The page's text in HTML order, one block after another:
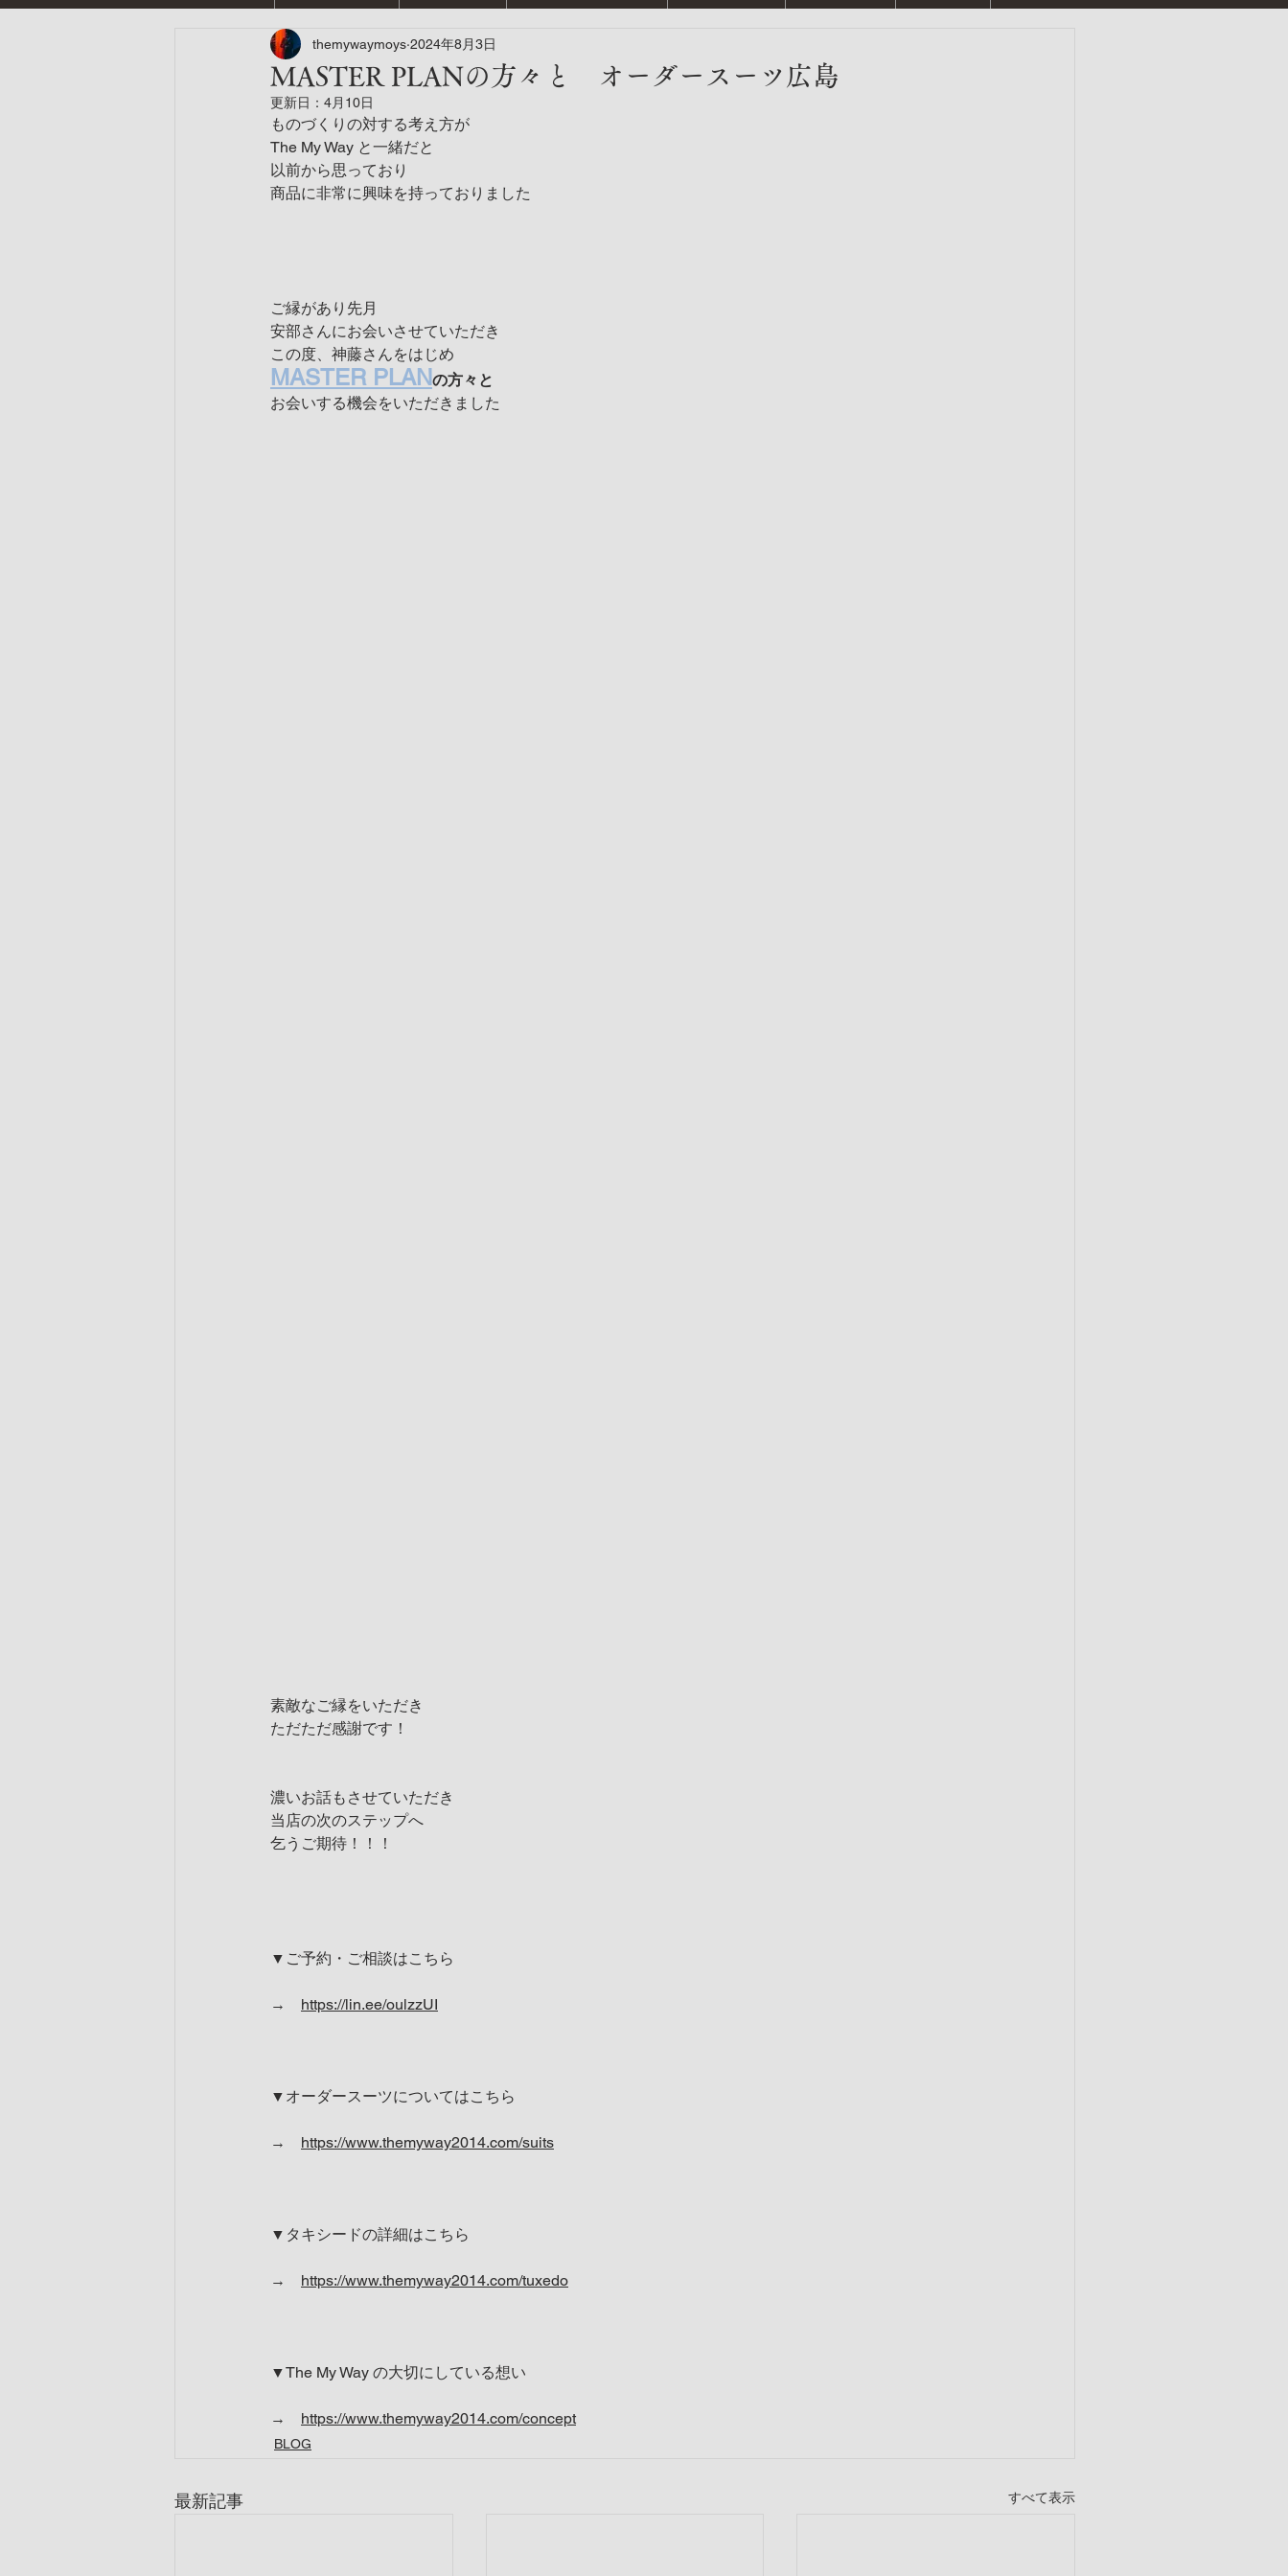
MASTER PLANの方々と オーダースーツ広島
themywaymoys 2024年8月3日
更新日： 4月10日
ものづくりの対する考え方が
The My Way と一緒だと
以前から思っており
商品に非常に興味を持っておりました
ご縁があり先月
安部さんにお会いさせていただき
この度、神藤さんをはじめ
MASTER PLANの方々と
お会いする機会をいただきました
素敵なご縁をいただき
ただただ感謝です！
濃いお話もさせていただき
当店の次のステップへ
乞うご期待！！！
▼ご予約・ご相談はこちら
→ https://lin.ee/oulzzUI
▼オーダースーツについてはこちら
→ https://www.themyway2014.com/suits
▼タキシードの詳細はこちら
→ https://www.themyway2014.com/tuxedo
▼The My Way の大切にしている想い
→ https://www.themyway2014.com/concept
BLOG
最新記事 すべて表示